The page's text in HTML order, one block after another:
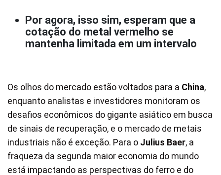
Por agora, isso sim, esperam que a
cotação do metal vermelho se
mantenha limitada em um intervalo
Os olhos do mercado estão voltados para a China,
enquanto analistas e investidores monitoram os
desafios econômicos do gigante asiático em busca
de sinais de recuperação, e o mercado de metais
industriais não é exceção. Para o Julius Baer, a
fraqueza da segunda maior economia do mundo
está impactando as perspectivas do ferro e do